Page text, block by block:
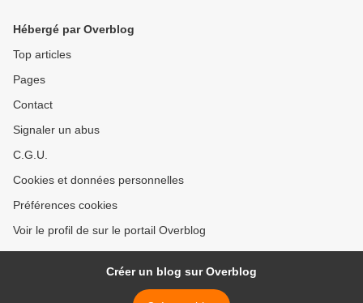
Hébergé par Overblog
Top articles
Pages
Contact
Signaler un abus
C.G.U.
Cookies et données personnelles
Préférences cookies
Voir le profil de sur le portail Overblog
Créer un blog sur Overblog